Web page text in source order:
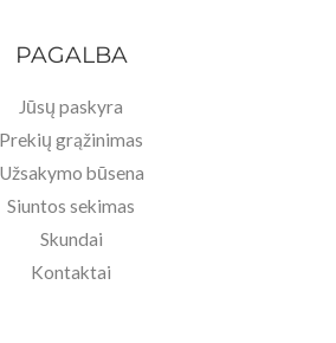
PAGALBA
Jūsų paskyra
Prekių grąžinimas
Užsakymo būsena
Siuntos sekimas
Skundai
Kontaktai